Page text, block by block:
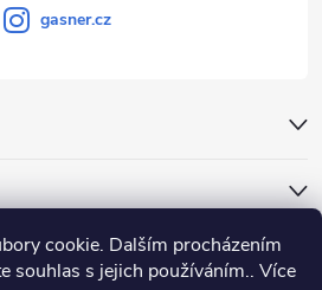
cookie. Dalším procházením
souhlas s jejich používáním.. Více
gasner.cz